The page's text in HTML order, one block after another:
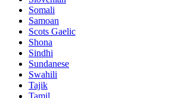
Somali
Samoan
Scots Gaelic
Shona
Sindhi
Sundanese
Swahili
Tajik